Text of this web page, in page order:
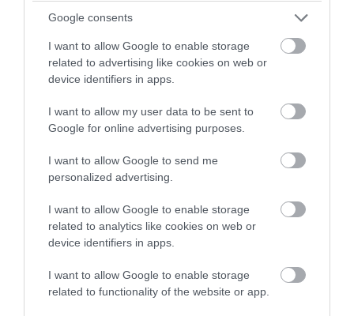
Google consents
I want to allow Google to enable storage
related to advertising like cookies on web or
device identifiers in apps.
I want to allow my user data to be sent to
Google for online advertising purposes.
I want to allow Google to send me
personalized advertising.
I want to allow Google to enable storage
related to analytics like cookies on web or
device identifiers in apps.
I want to allow Google to enable storage
related to functionality of the website or app.
μαύρο μπικίνι στη Λευκάδα και
«αναστατώνει» με τις αναλογίες της
(φώτο)